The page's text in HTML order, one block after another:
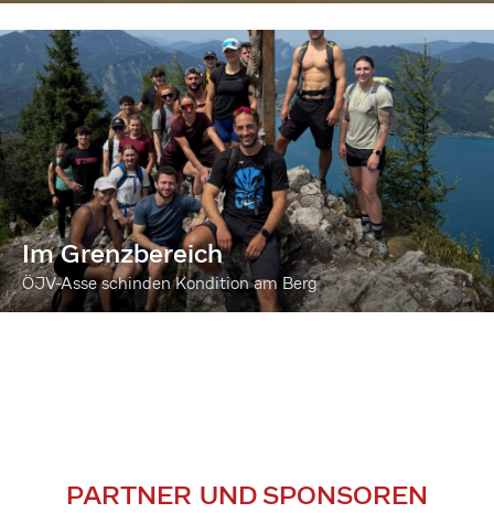
Im Grenzbereich
ÖJV-Asse schinden Kondition am Berg
PARTNER UND SPONSOREN